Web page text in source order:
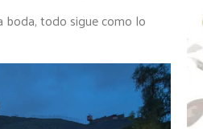
boda, todo sigue como lo